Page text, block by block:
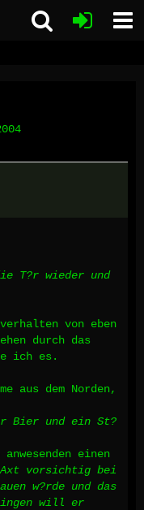
T?r wieder und
von eben
durch das
ich es.
aus dem Norden,
Bier und ein St?
einen
vorsichtig bei
w?rde und das
will er